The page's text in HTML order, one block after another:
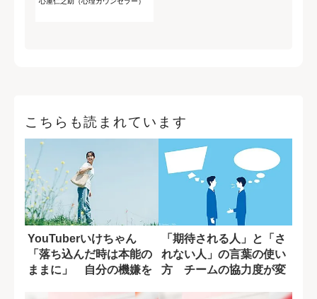
こちらも読まれています
YouTuberいけちゃん
「落ち込んだ時は本能の
ままに」 自分の機嫌を
「期待される人」と「さ
れない人」の言葉の使い
方 チームの協力度が変